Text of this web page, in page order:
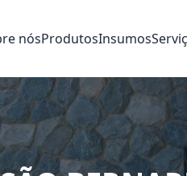
nósProdutosInsumos